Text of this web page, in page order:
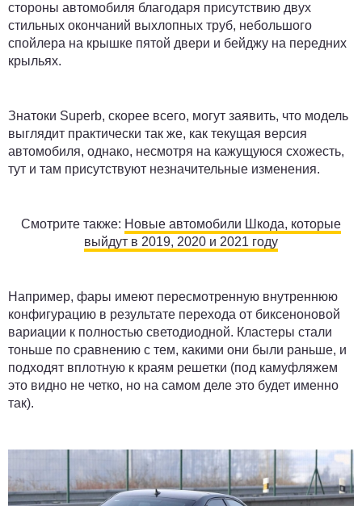
стороны автомобиля благодаря присутствию двух
стильных окончаний выхлопных труб, небольшого
спойлера на крышке пятой двери и бейджу на передних
крыльях.
Знатоки Superb, скорее всего, могут заявить, что модель
выглядит практически так же, как текущая версия
автомобиля, однако, несмотря на кажущуюся схожесть,
тут и там присутствуют незначительные изменения.
Смотрите также: Новые автомобили Шкода, которые
выйдут в 2019, 2020 и 2021 году
Например, фары имеют пересмотренную внутреннюю
конфигурацию в результате перехода от биксеноновой
вариации к полностью светодиодной. Кластеры стали
тоньше по сравнению с тем, какими они были раньше, и
подходят вплотную к краям решетки (под камуфляжем
это видно не четко, но на самом деле это будет именно
так).